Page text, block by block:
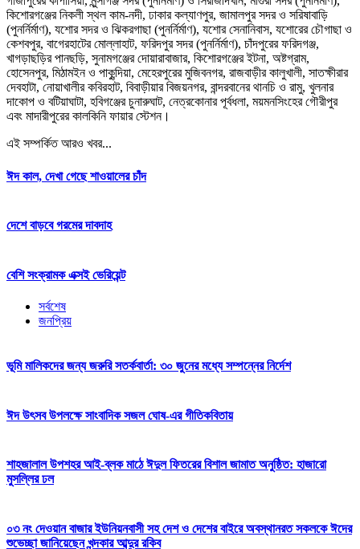
কিশোরগঞ্জের নিকলী স্থল কাম-নদী, ঢাকার কল্যাণপুর, জামালপুর সদর ও সরিষাবাড়ি
(পুনর্নির্মাণ), যশোর সদর ও ঝিকরগাছা (পুনর্নির্মাণ), যশোর সেনানিবাস, যশোরের চৌগাছা ও
কেশবপুর, বাগেরহাটের মোল্লাহাট, ফরিদপুর সদর (পুনর্নির্মাণ), চাঁদপুরের ফরিদগঞ্জ,
খাগড়াছড়ির পানছড়ি, সুনামগঞ্জের দোয়ারাবাজার, কিশোরগঞ্জের ইটনা, অষ্টগ্রাম,
হোসেনপুর, মিঠামইন ও পাকুন্দিয়া, মেহেরপুরের মুজিবনগর, রাজবাড়ীর কালুখালী, সাতক্ষীরার
দেবহাটা, নোয়াখালীর কবিরহাট, বিবাড়ীয়ার বিজয়নগর, বান্দরবানের থানচি ও রামু, খুলনার
দাকোপ ও বটিয়াঘাটা, হবিগঞ্জের চুনারুঘাট, নেত্রকোনার পূর্বধলা, ময়মনসিংহের গৌরীপুর
এবং মাদারীপুরের কালকিনি ফায়ার স্টেশন।
এই সম্পর্কিত আরও খবর...
ঈদ কাল, দেখা গেছে শাওয়ালের চাঁদ
দেশে বাড়বে গরমের দাবদাহ
বেশি সংক্রামক এক্সই ভেরিয়েন্ট
সর্বশেষ
জনপ্রিয়
ভূমি মালিকদের জন্য জরুরি সতর্কবার্তা: ৩০ জুনের মধ্যে সম্পন্নের নির্দেশ
ঈদ উৎসব উপলক্ষে সাংবাদিক সজল ঘোষ-এর গীতিকবিতায়
শাহজালাল উপশহর আই-ব্লক মাঠে ঈদুল ফিতরের বিশাল জামাত অনুষ্ঠিত: হাজারো
মুসল্লির ঢল
০৩ নং দেওয়ান বাজার ইউনিয়নবাসী সহ দেশ ও দেশের বাইরে অবস্থানরত সকলকে ঈদের
শুভেচ্ছা জানিয়েছেন খন্দকার আব্দুর রকিব